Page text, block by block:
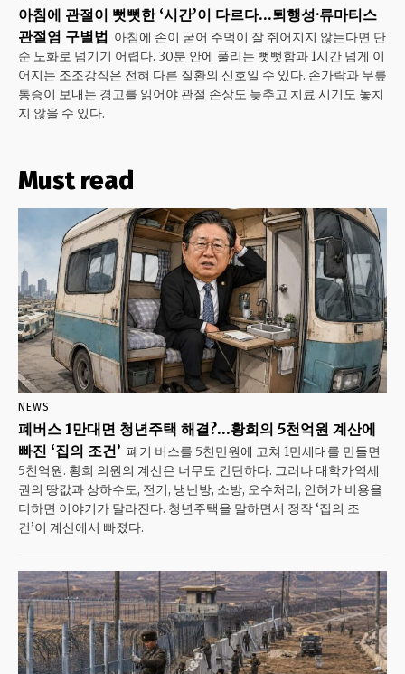
아침에 관절이 뻣뻣한 ‘시간’이 다르다…퇴행성·류마티스
관절염 구별법 아침에 손이 굳어 주먹이 잘 쥐어지지 않는다면 단
순 노화로 넘기기 어렵다. 30분 안에 풀리는 뻣뻣함과 1시간 넘게 이
어지는 조조강직은 전혀 다른 질환의 신호일 수 있다. 손가락과 무릎
통증이 보내는 경고를 읽어야 관절 손상도 늦추고 치료 시기도 놓치
지 않을 수 있다.
Must read
NEWS
폐버스 1만대면 청년주택 해결?…황희의 5천억원 계산에
빠진 ‘집의 조건’ 폐기 버스를 5천만원에 고쳐 1만세대를 만들면
5천억원. 황희 의원의 계산은 너무도 간단하다. 그러나 대학가·역세
권의 땅값과 상하수도, 전기, 냉난방, 소방, 오수처리, 인허가 비용을
더하면 이야기가 달라진다. 청년주택을 말하면서 정작 ‘집의 조
건’이 계산에서 빠졌다.